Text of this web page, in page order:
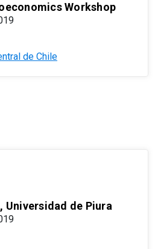
Workshop
de Chile
Universidad de Piura